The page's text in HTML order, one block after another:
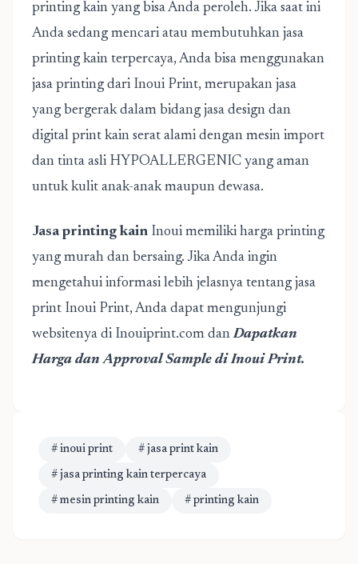
printing kain yang bisa Anda peroleh. Jika saat ini
Anda sedang mencari atau membutuhkan jasa
printing kain terpercaya, Anda bisa menggunakan
jasa printing dari Inoui Print, merupakan jasa
yang bergerak dalam bidang jasa design dan
digital print kain serat alami dengan mesin import
dan tinta asli HYPOALLERGENIC yang aman
untuk kulit anak-anak maupun dewasa.
Jasa printing kain Inoui memiliki harga printing
yang murah dan bersaing. Jika Anda ingin
mengetahui informasi lebih jelasnya tentang jasa
print Inoui Print, Anda dapat mengunjungi
websitenya di Inouiprint.com danDapatkan
Harga dan Approval Sample di Inoui Print.
# inoui print # jasa print kain
# jasa printing kain terpercaya
# mesin printing kain # printing kain